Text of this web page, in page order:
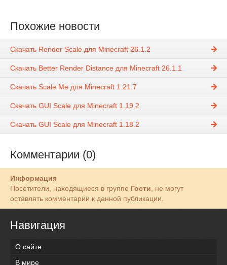
Похожие новости
Скачать Render Scale для Minecraft 26.1.2
Скачать Better Render Distance для Minecraft 26.1.1
Скачать Scale Me для Minecraft 1.21.7
Скачать GUI Scale для Minecraft 1.19.2
Скачать GUI Scale для Minecraft 1.18.2
Комментарии (0)
Информация
Посетители, находящиеся в группе Гости, не могут
оставлять комментарии к данной публикации.
Навигация
О сайте
В мире